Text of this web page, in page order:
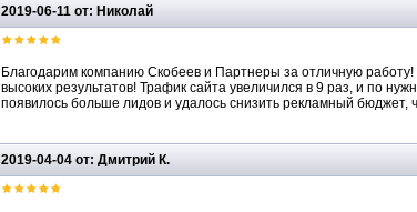
2019-06-11 от: Николай
Благодарим компанию Скобеев и Партнеры за отличную
высоких результатов! Трафик сайта увеличился в 9 раз, и по
появилось больше лидов и удалось снизить рекламный бюджет,
2019-04-04 от: Дмитрий К.